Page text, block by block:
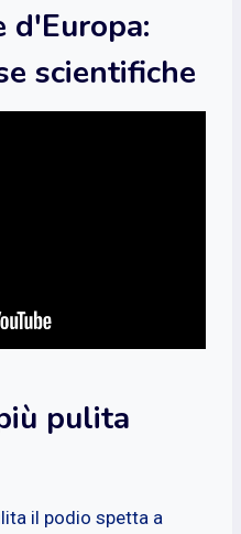
d'Europa:
scientifiche
pulita
il podio spetta a